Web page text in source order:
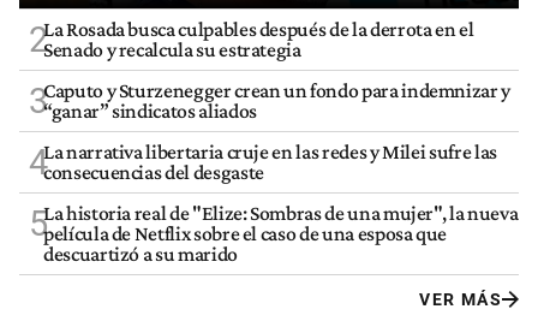
2La Rosada busca culpables después de la derrota en el
Senado y recalcula su estrategia
3Caputo y Sturzenegger crean un fondo para indemnizar y
“ganar” sindicatos aliados
4La narrativa libertaria cruje en las redes y Milei sufre las
consecuencias del desgaste
5La historia real de "Elize: Sombras de una mujer", la nueva
película de Netflix sobre el caso de una esposa que
descuartizó a su marido
VER MÁS